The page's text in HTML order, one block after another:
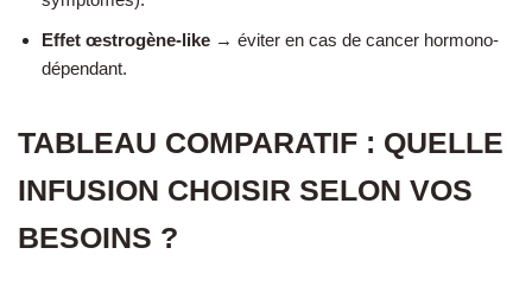
Effet œstrogène-like → éviter en cas de cancer hormono-
dépendant.
TABLEAU COMPARATIF : QUELLE
INFUSION CHOISIR SELON VOS
BESOINS ?